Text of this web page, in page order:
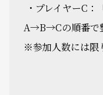
・プレイヤーC：
A→B→Cの順番で
※参加人数には限